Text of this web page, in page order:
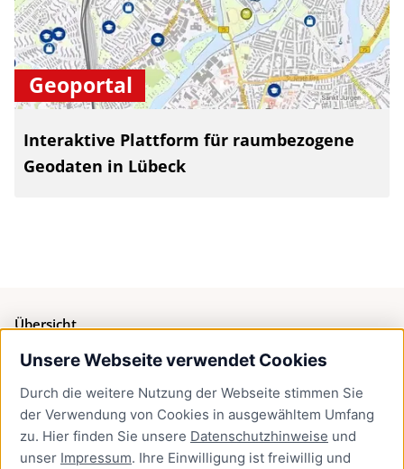
Unsere Webseite verwendet Cookies
Durch die weitere Nutzung der Webseite stimmen Sie
der Verwendung von Cookies in ausgewähltem Umfang
zu. Hier finden Sie unsere Datenschutzhinweise und
unser Impressum. Ihre Einwilligung ist freiwillig und
Geoportal
Interaktive Plattform für raumbezogene
Geodaten in Lübeck
Übersicht
Bürgerservice
Presse
Newsletter Lübeck:kompakt
Kontakt